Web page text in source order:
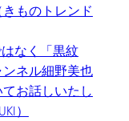
ものトレンド
なく「黒紋
ネル細野美也
お話しいたし
）